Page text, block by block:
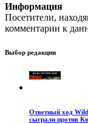
Информация
Посетители,
комментарии к
Выбор редакции
Ответный ход
сыграли против